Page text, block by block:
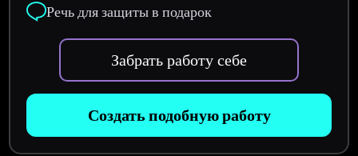
Речь для защиты в подарок
Забрать работу себе
Создать подобную работу